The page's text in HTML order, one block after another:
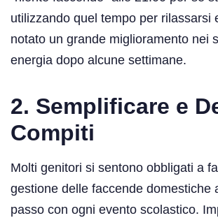
utilizzando quel tempo per rilassarsi
notato un grande miglioramento nei
energia dopo alcune settimane.
2. Semplificare e
Compiti
Molti genitori si sentono obbligati a
gestione delle faccende domestiche
passo con ogni evento scolastico.